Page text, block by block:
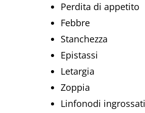
Perdita di appetito
Febbre
Stanchezza
Epistassi
Letargia
Zoppia
Linfonodi ingrossati